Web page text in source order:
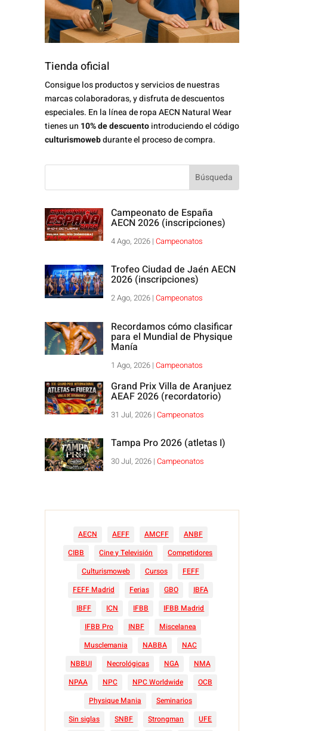
Tienda oficial
Consigue los productos y servicios de nuestras
marcas colaboradoras, y disfruta de descuentos
especiales. En la línea de ropa AECN Natural Wear
tienes un 10% de descuentointroduciendo el código
culturismowebdurante el proceso de compra.
Campeonato de España
AECN 2026 (inscripciones)
4 Ago, 2026| Campeonatos
Trofeo Ciudad de Jaén AECN
2026 (inscripciones)
2 Ago, 2026| Campeonatos
Recordamos cómo clasificar
para el Mundial de Physique
Manía
1 Ago, 2026| Campeonatos
Grand Prix Villa de Aranjuez
AEAF 2026 (recordatorio)
31 Jul, 2026| Campeonatos
Tampa Pro 2026 (atletas I)
30 Jul, 2026| Campeonatos
AECN AEFF AMCFF
ANBF
CIBB
Cine y Televisión
Competidores
Culturismoweb
Cursos
FEFF
FEFF Madrid
Ferias GBO
IBFA
IBFF
ICN IFBB
IFBB Madrid
IFBB Pro
INBF
Miscelanea
Musclemania
NABBA
NAC
NBBUI
Necrológicas NGA
NMA
NPAA
NPC NPC Worldwide
OCB
Physique Mania
Seminarios
Sin siglas
SNBF Strongman
UFE